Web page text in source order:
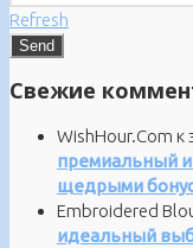
Refresh
Свежие
WishHour.Com к
премиальный
щедрыми
Embroidered
идеальный